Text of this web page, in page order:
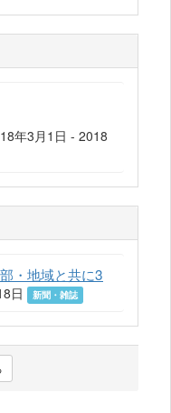
年3月1日 - 2018
・地域と共に3
日 新聞・雑誌